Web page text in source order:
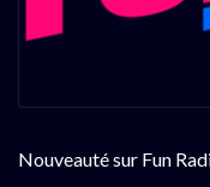
Nouveauté sur Fun